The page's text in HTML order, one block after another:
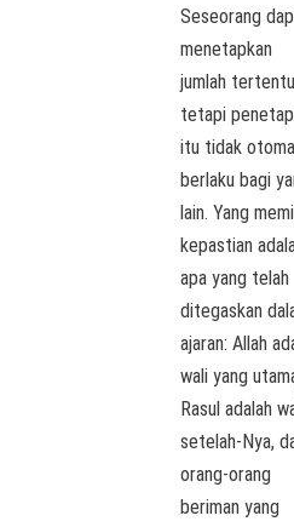
Seseorang
menetapkan
jumlah
tetapi
itu tidak
berlaku bagi
lain. Yang
kepastian
apa yang telah
ditegaskan
ajaran: Allah
wali yang
Rasul adalah
setelah-Nya,
orang-orang
beriman yang